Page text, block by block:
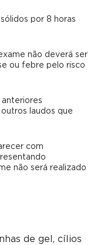
por 8 horas
não deverá ser
ou febre pelo risco
laudos que
com
não será realizado
de gel, cílios